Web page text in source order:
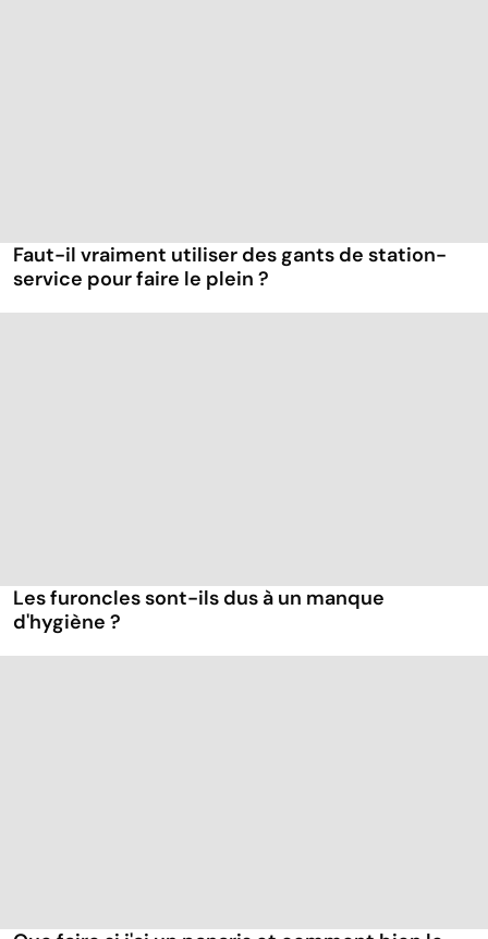
Faut-il vraiment utiliser des gants de station-
service pour faire le plein ?
Les furoncles sont-ils dus à un manque
d'hygiène ?